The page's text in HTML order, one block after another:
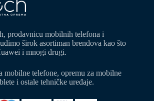
prodavnicu mobilnih telefona i
širok asortiman brendova kao što
i mnogi drugi.
mobilne telefone, opremu za mobilne
i ostale tehničke uređaje.